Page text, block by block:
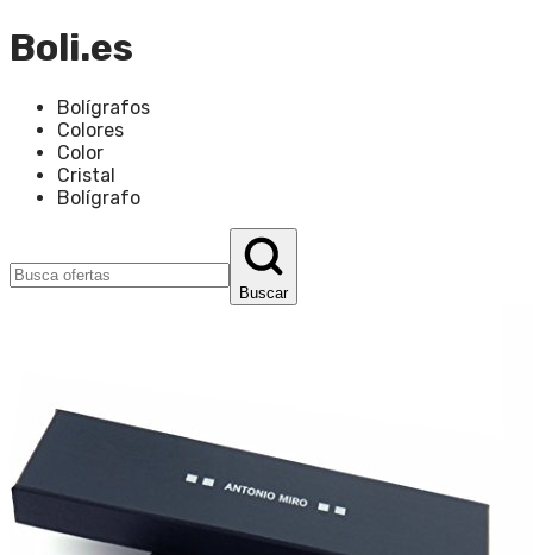
Boli.es
Bolígrafos
Colores
Color
Cristal
Bolígrafo
Buscar